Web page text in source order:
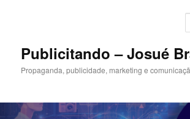
principal
secundárioPublicitando – Josué
Propaganda, publicidade, marketing e